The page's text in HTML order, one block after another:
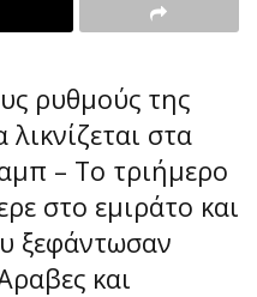
ρυθμούς της
στα
– Το τριήμερο
στο εμιράτο και
ξεφάντωσαν
και